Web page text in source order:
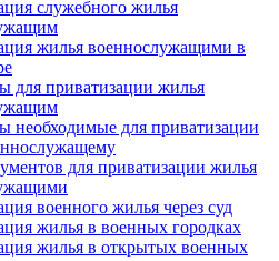
служебного жилья
жилья военнослужащими в
для приватизации жилья
необходимые для приватизации
для приватизации жилья
военного жилья через суд
жилья в военных городках
жилья в открытых военных